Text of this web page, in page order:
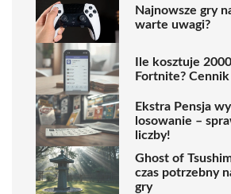
Najnowsze gry
warte uwagi?
Ile kosztuje
Fortnite?
Ekstra Pensja
losowanie –
liczby!
Ghost of
czas potrzebny
gry